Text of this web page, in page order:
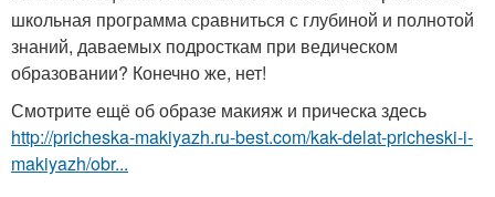
школьная программа сравниться с глубиной и полнотой
знаний, даваемых подросткам при ведическом
образовании? Конечно же, нет!
Смотрите ещё об образе макияж и прическа здесь
http://pricheska-makiyazh.ru-best.com/kak-delat-pricheski-i-
makiyazh/obr...